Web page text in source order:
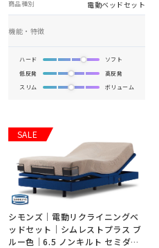
商品種別 電動ベッドセット
機能・特徴
ハード
ソフト
低反発
高反発
スリム
ボリューム
SALE
シモンズ｜電動リクライニングベ
ッドセット｜シムレストプラス ブ
ルー色｜6.5 ノンキルト セミダブ